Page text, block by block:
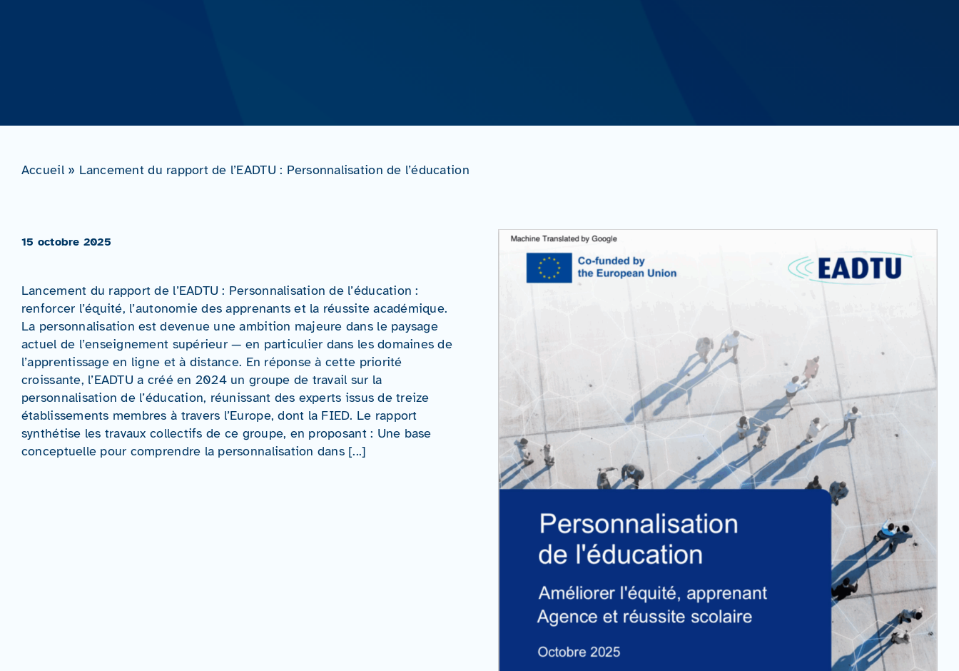
Accueil» Lancement du rapport de l’EADTU : Personnalisation de l’éducation
15 octobre 2025
Lancement du rapport de l’EADTU : Personnalisation de l’éducation :
renforcer l’équité, l’autonomie des apprenants et la réussite académique.
La personnalisation est devenue une ambition majeure dans le paysage
actuel de l’enseignement supérieur — en particulier dans les domaines de
l’apprentissage en ligne et à distance. En réponse à cette priorité
croissante, l’EADTU a créé en 2024 un groupe de travail sur la
personnalisation de l’éducation, réunissant des experts issus de treize
établissements membres à travers l’Europe, dont la FIED. Le rapport
synthétise les travaux collectifs de ce groupe, en proposant : Une base
conceptuelle pour comprendre la personnalisation dans [...]